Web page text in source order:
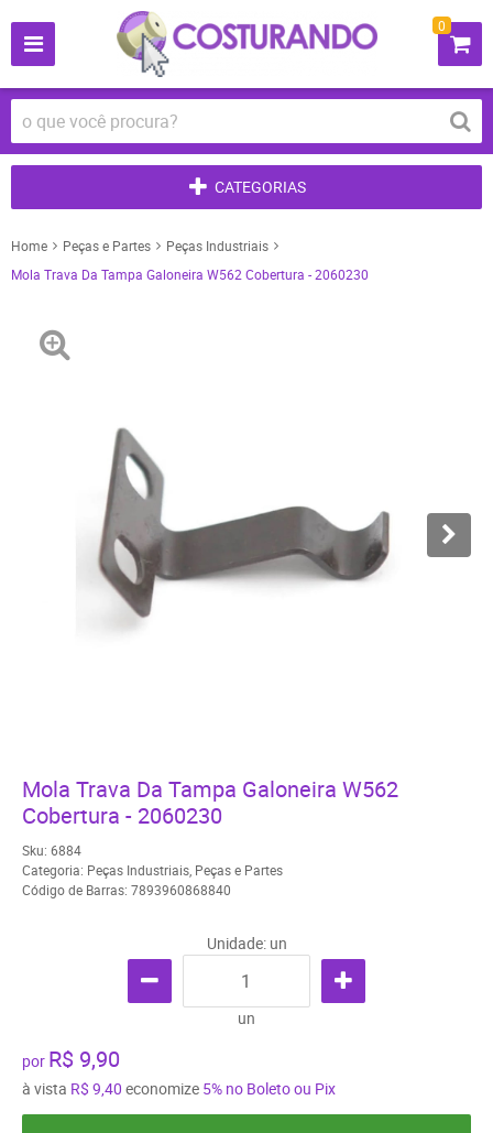
0
CATEGORIAS
Home Peças e Partes
Peças Industriais
Mola Trava Da Tampa Galoneira W562 Cobertura - 2060230
Mola Trava Da Tampa Galoneira W562
Cobertura - 2060230
Sku: 6884
Categoria: Peças Industriais Peças e Partes
Código de Barras: 7893960868840
Unidade: un
un
por R$ 9,90
à vista R$ 9,40 economize 5% no Boleto ou Pix